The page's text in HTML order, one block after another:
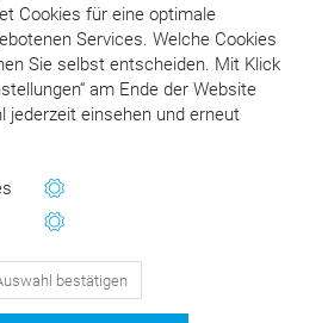
Cookies für eine optimale
Services. Welche Cookies
Sie selbst entscheiden. Mit Klick
am Ende der Website
jederzeit einsehen und erneut
bestätigen
Bewertung
auf ProvenExpert.com
und Hinweise